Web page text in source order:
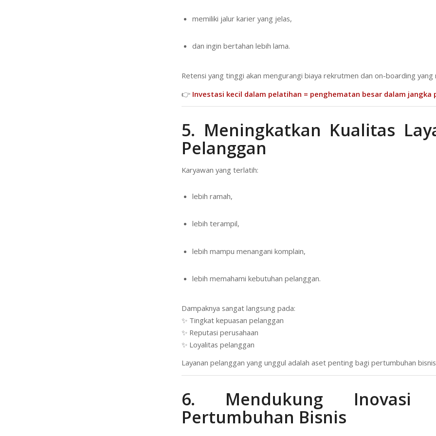
memiliki jalur karier yang jelas,
dan ingin bertahan lebih lama.
Retensi yang tinggi akan mengurangi biaya rekrutmen dan on-boarding yang
👉 Investasi kecil dalam pelatihan = penghematan besar dalam jangka
5. Meningkatkan Kualitas
Pelanggan
Karyawan yang terlatih:
lebih ramah,
lebih terampil,
lebih mampu menangani komplain,
lebih memahami kebutuhan pelanggan.
Dampaknya sangat langsung pada:
✨ Tingkat kepuasan pelanggan
✨ Reputasi perusahaan
✨ Loyalitas pelanggan
Layanan pelanggan yang unggul adalah aset penting bagi pertumbuhan
6. Mendukung Inovasi
Pertumbuhan Bisnis